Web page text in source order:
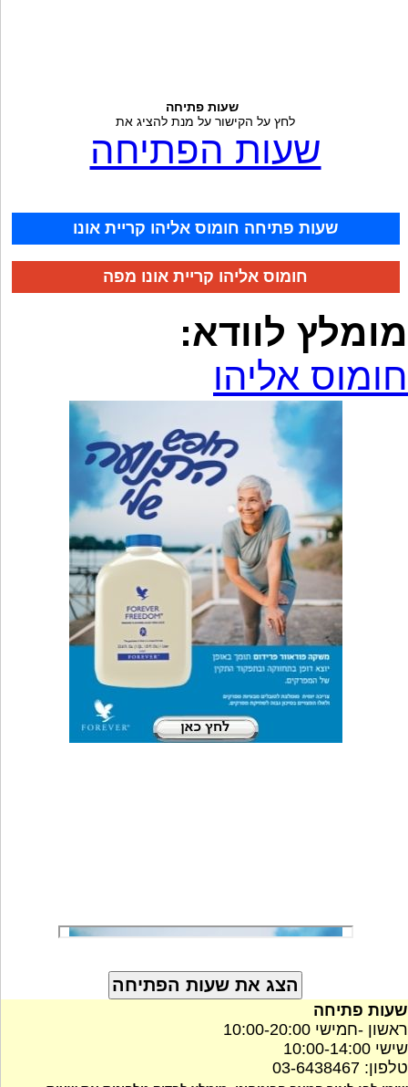
שעות פתיחה
לחץ על הקישור על מנת להציג את
שעות הפתיחה
שעות פתיחה חומוס אליהו קריית אונו
חומוס אליהו קריית אונו מפה
מומלץ לוודא:
חומוס אליהו
שעות פתיחה
ראשון -חמישי 10:00-20:00
שישי 10:00-14:00
טלפון: 03-6438467